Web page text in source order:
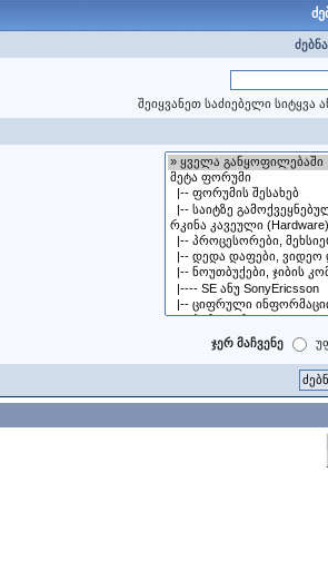
შეიყვანეთ საძიებელი სიტყვა
ჯერ მაჩვენე